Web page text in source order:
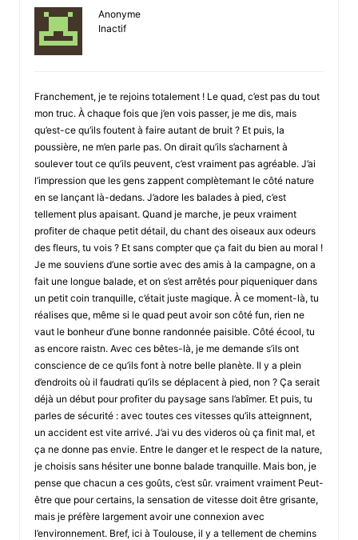
Anonyme
Inactif
Franchement, je te rejoins totalement ! Le quad, c’est pas du tout
mon truc. À chaque fois que j’en vois passer, je me dis, mais
qu’est-ce qu’ils foutent à faire autant de bruit ? Et puis, la
poussière, ne m’en parle pas. On dirait qu’ils s’acharnent à
soulever tout ce qu’ils peuvent, c’est vraiment pas agréable. J’ai
l’impression que les gens zappent complètemant le côté nature
en se lançant là-dedans. J’adore les balades à pied, c’est
tellement plus apaisant. Quand je marche, je peux vraiment
profiter de chaque petit détail, du chant des oiseaux aux odeurs
des fleurs, tu vois ? Et sans compter que ça fait du bien au moral !
Je me souviens d’une sortie avec des amis à la campagne, on a
fait une longue balade, et on s’est arrêtés pour piqueniquer dans
un petit coin tranquille, c’était juste magique. À ce moment-là, tu
réalises que, même si le quad peut avoir son côté fun, rien ne
vaut le bonheur d’une bonne randonnée paisible. Côté écool, tu
as encore raistn. Avec ces bêtes-là, je me demande s’ils ont
conscience de ce qu’ils font à notre belle planète. Il y a plein
d’endroits où il faudrati qu’ils se déplacent à pied, non ? Ça serait
déjà un début pour profiter du paysage sans l’abîmer. Et puis, tu
parles de sécurité : avec toutes ces vitesses qu’ils atteignnent,
un accident est vite arrivé. J’ai vu des videros où ça finit mal, et
ça ne donne pas envie. Entre le danger et le respect de la nature,
je choisis sans hésiter une bonne balade tranquille. Mais bon, je
pense que chacun a ces goûts, c’est sûr. vraiment vraiment Peut-
être que pour certains, la sensation de vitesse doit être grisante,
mais je préfère largement avoir une connexion avec
l’environnement. Bref, ici à Toulouse, il y a tellement de chemins